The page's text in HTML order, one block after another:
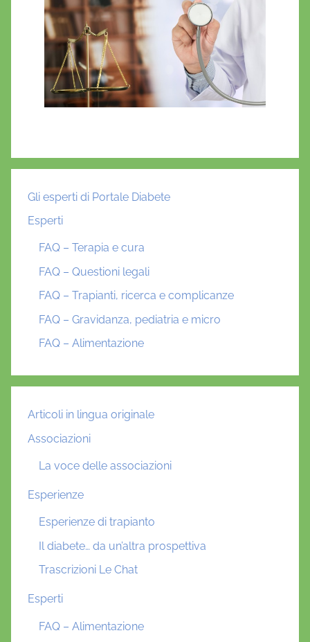
Gli esperti di Portale Diabete
Esperti
FAQ – Terapia e cura
FAQ – Questioni legali
FAQ – Trapianti, ricerca e complicanze
FAQ – Gravidanza, pediatria e micro
FAQ – Alimentazione
Articoli in lingua originale
Associazioni
La voce delle associazioni
Esperienze
Esperienze di trapianto
Il diabete… da un’altra prospettiva
Trascrizioni Le Chat
Esperti
FAQ – Alimentazione